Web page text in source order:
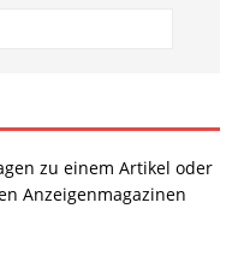
zu einem Artikel oder
Anzeigenmagazinen